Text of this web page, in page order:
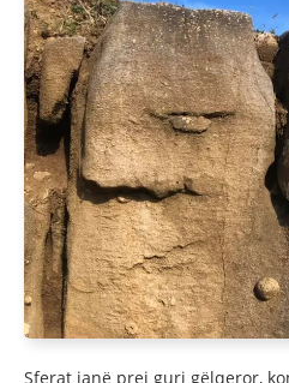
Sferat janë prej guri gëlqeror,